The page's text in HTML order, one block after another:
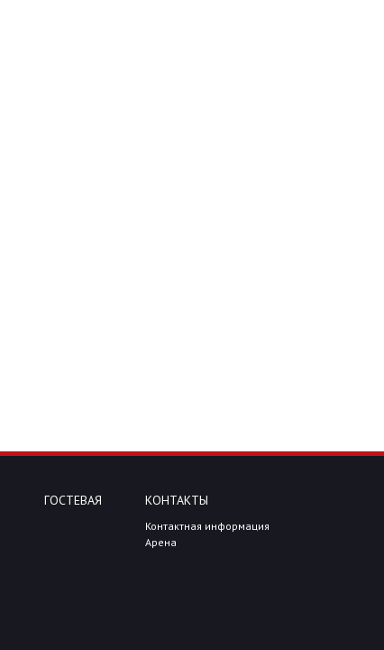
ГОСТЕВАЯ КОНТАКТЫ
Контактная информация
Арена